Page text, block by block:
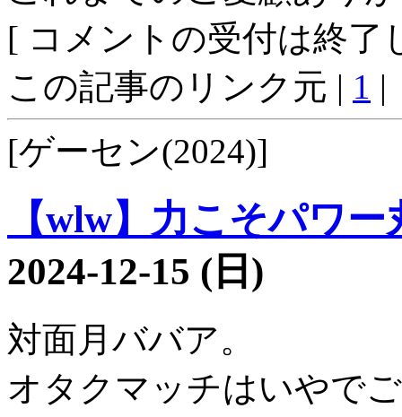
[ コメントの受付は終了
この記事のリンク元 | 1 |
[ゲーセン(2024)]
【wlw】力こそパワ
2024-12-15 (日)
対面月ババア。
オタクマッチはいやで